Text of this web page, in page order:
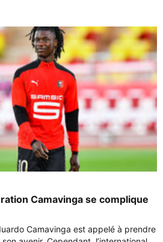
Camavinga se complique
Camavinga est appelé à prendre